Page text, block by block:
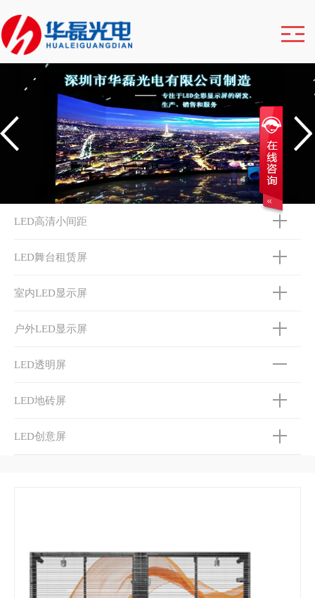
LED高清小间距
LED舞台租赁屏
室内LED显示屏
户外LED显示屏
LED透明屏
LED地砖屏
LED创意屏